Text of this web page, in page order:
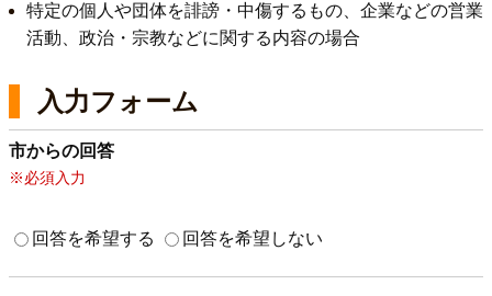
特定の個人や団体を誹謗・中傷するもの、企業などの営業
活動、政治・宗教などに関する内容の場合
入力フォーム
市からの回答
※必須入力
回答を希望する 回答を希望しない